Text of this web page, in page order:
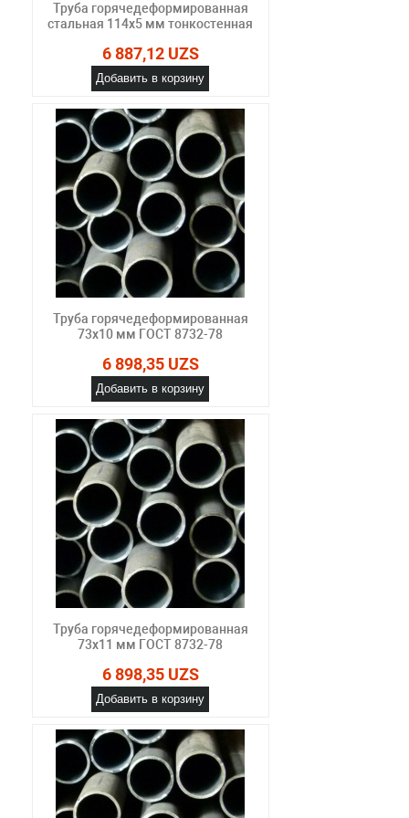
Труба горячедеформированная
стальная 114х5 мм тонкостенная
6 887,12 UZS
Добавить в корзину
Труба горячедеформированная
73х10 мм ГОСТ 8732-78
6 898,35 UZS
Добавить в корзину
Труба горячедеформированная
73х11 мм ГОСТ 8732-78
6 898,35 UZS
Добавить в корзину